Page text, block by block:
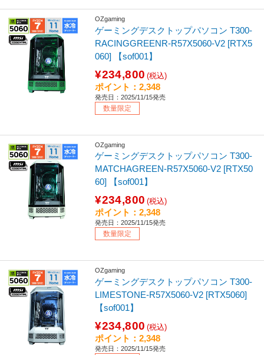
OZgaming
ゲーミングデスクトップパソコン T300-
RACINGGREENR-R57X5060-V2 [RTX5
060] 【sof001】
¥234,800 (税込)
ポイント：2,348
発売日：2025/11/15発売
数量限定
OZgaming
ゲーミングデスクトップパソコン T300-
MATCHAGREEN-R57X5060-V2 [RTX50
60] 【sof001】
¥234,800 (税込)
ポイント：2,348
発売日：2025/11/15発売
数量限定
OZgaming
ゲーミングデスクトップパソコン T300-
LIMESTONE-R57X5060-V2 [RTX5060]
【sof001】
¥234,800 (税込)
ポイント：2,348
発売日：2025/11/15発売